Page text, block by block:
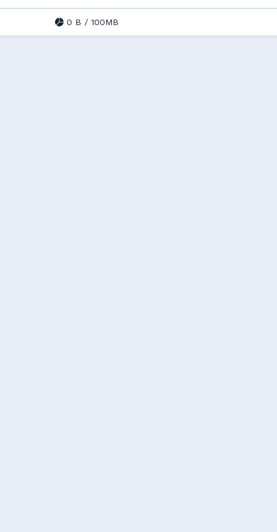
0 B / 100MB